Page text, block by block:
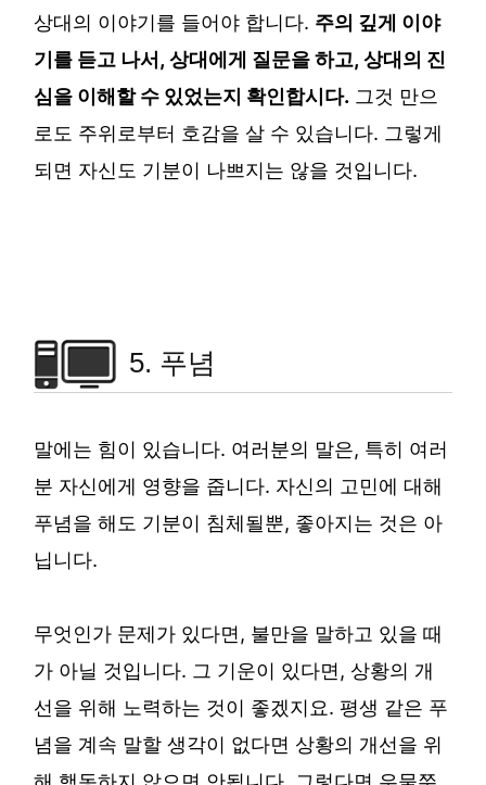
상대의 이야기를 들어야 합니다. 주의 깊게 이야
기를 듣고 나서, 상대에게 질문을 하고, 상대의 진
심을 이해할 수 있었는지 확인합시다. 그것 만으
로도 주위로부터 호감을 살 수 있습니다. 그렇게
되면 자신도 기분이 나쁘지는 않을 것입니다.
5. 푸념
말에는 힘이 있습니다. 여러분의 말은, 특히 여러
분 자신에게 영향을 줍니다. 자신의 고민에 대해
푸념을 해도 기분이 침체될뿐, 좋아지는 것은 아
닙니다.
무엇인가 문제가 있다면, 불만을 말하고 있을 때
가 아닐 것입니다. 그 기운이 있다면, 상황의 개
선을 위해 노력하는 것이 좋겠지요. 평생 같은 푸
념을 계속 말할 생각이 없다면 상황의 개선을 위
해 행동하지 않으면 안됩니다. 그렇다면 우물쭈